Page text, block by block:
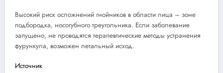
Высокий риск осложнений гнойников в области лица – зоне
подбородка, носогубного треугольника. Если заболевание
запущено, не проводятся терапевтические методы устранения
фурункула, возможен летальный исход.
Источник